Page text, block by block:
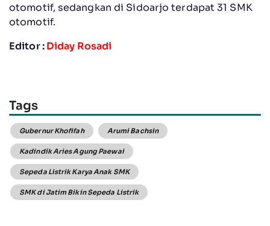
otomotif, sedangkan di Sidoarjo terdapat 31 SMK
otomotif.
Editor :Diday Rosadi
Tags
Gubernur Khofifah Arumi Bachsin
Kadindik Aries Agung Paewai
Sepeda Listrik Karya Anak SMK
SMK di Jatim Bikin Sepeda Listrik